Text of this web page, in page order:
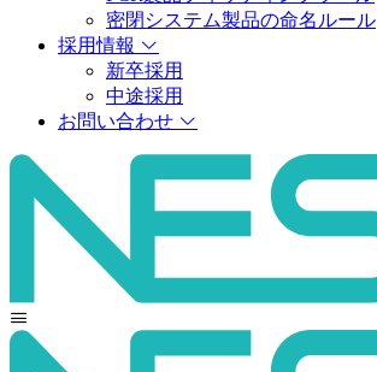
密閉システム製品の命名ルール
採用情報
新卒採用
中途採用
お問い合わせ